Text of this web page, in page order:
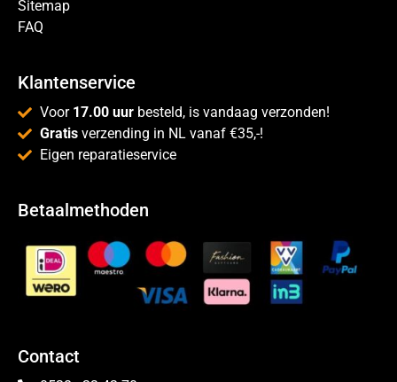
Sitemap
FAQ
Klantenservice
Voor 17.00 uur besteld, is vandaag verzonden!
Gratis verzending in NL vanaf €35,-!
Eigen reparatieservice
Betaalmethoden
Contact